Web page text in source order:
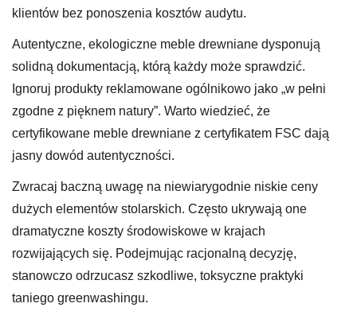
klientów bez ponoszenia kosztów audytu.
Autentyczne, ekologiczne meble drewniane dysponują
solidną dokumentacją, którą każdy może sprawdzić.
Ignoruj produkty reklamowane ogólnikowo jako „w pełni
zgodne z pięknem natury”. Warto wiedzieć, że
certyfikowane meble drewniane z certyfikatem FSC dają
jasny dowód autentyczności.
Zwracaj baczną uwagę na niewiarygodnie niskie ceny
dużych elementów stolarskich. Często ukrywają one
dramatyczne koszty środowiskowe w krajach
rozwijających się. Podejmując racjonalną decyzję,
stanowczo odrzucasz szkodliwe, toksyczne praktyki
taniego greenwashingu.